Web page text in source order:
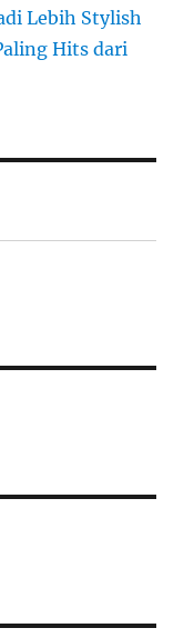
Lebih Stylish
Hits dari